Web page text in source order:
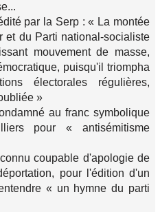
par la Serp : « La montée
et du Parti national-socialiste
mouvement de masse,
puisqu'il triompha
électorales régulières,
»
au franc symbolique
pour « antisémitisme
coupable d'apologie de
pour l'édition d'un
« un hymne du parti